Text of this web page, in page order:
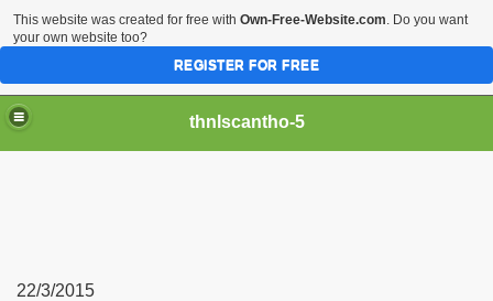
thnlscantho-5
22/3/2015
This website was created for free with Own-Free-Website.com. Do you want
your own website too?
REGISTER FOR FREE